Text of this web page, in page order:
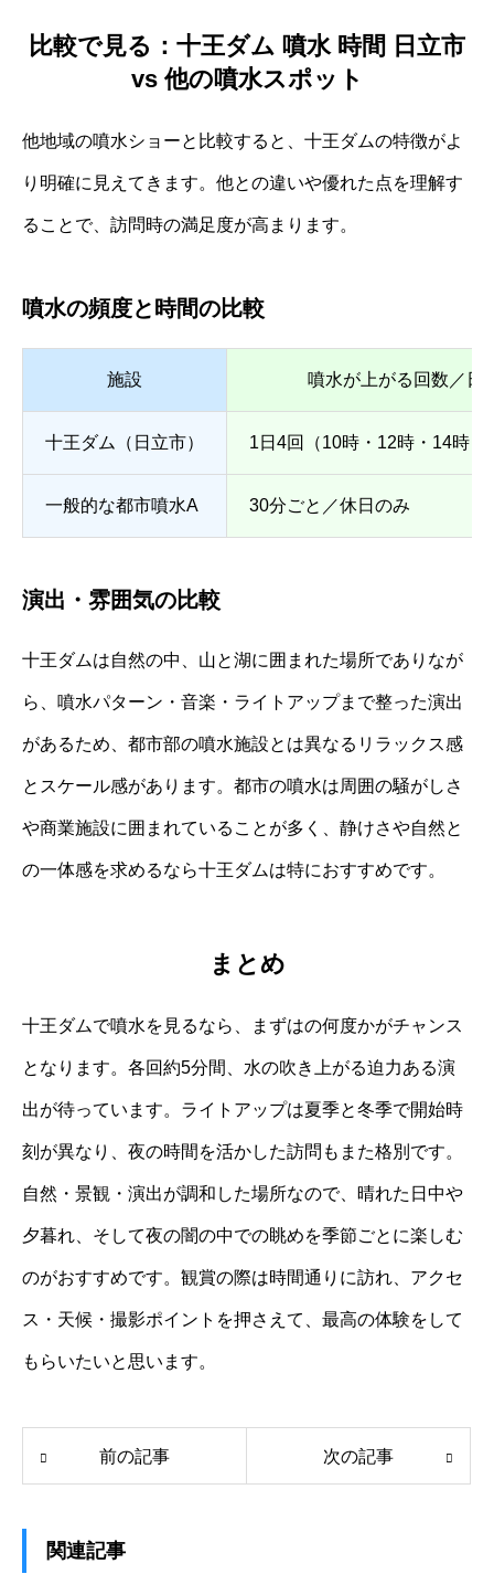
比較で見る：十王ダム 噴水 時間 日立市
vs 他の噴水スポット
他地域の噴水ショーと比較すると、十王ダムの特徴がよ
り明確に見えてきます。他との違いや優れた点を理解す
ることで、訪問時の満足度が高まります。
噴水の頻度と時間の比較
施設 噴水が上がる回数／日
十王ダム（日立市） 1日4回（10時・12時・14時・
一般的な都市噴水A 30分ごと／休日のみ
演出・雰囲気の比較
十王ダムは自然の中、山と湖に囲まれた場所でありなが
ら、噴水パターン・音楽・ライトアップまで整った演出
があるため、都市部の噴水施設とは異なるリラックス感
とスケール感があります。都市の噴水は周囲の騒がしさ
や商業施設に囲まれていることが多く、静けさや自然と
の一体感を求めるなら十王ダムは特におすすめです。
まとめ
十王ダムで噴水を見るなら、まずはの何度かがチャンス
となります。各回約5分間、水の吹き上がる迫力ある演
出が待っています。ライトアップは夏季と冬季で開始時
刻が異なり、夜の時間を活かした訪問もまた格別です。
自然・景観・演出が調和した場所なので、晴れた日中や
夕暮れ、そして夜の闇の中での眺めを季節ごとに楽しむ
のがおすすめです。観賞の際は時間通りに訪れ、アクセ
ス・天候・撮影ポイントを押さえて、最高の体験をして
もらいたいと思います。
前の記事 次の記事
関連記事